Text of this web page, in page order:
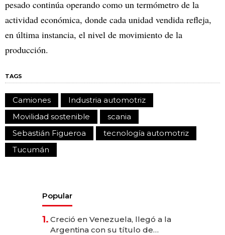
pesado continúa operando como un termómetro de la
actividad económica, donde cada unidad vendida refleja,
en última instancia, el nivel de movimiento de la
producción.
TAGS
Camiones
Industria automotriz
Movilidad sostenible
scania
Sebastián Figueroa
tecnología automotriz
Tucumán
Popular
1. Creció en Venezuela, llegó a la
Argentina con su título de